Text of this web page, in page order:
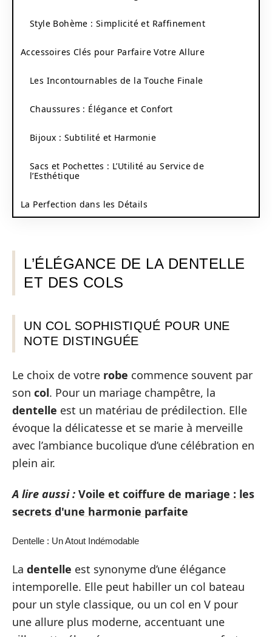
Style Bohème : Simplicité et Raffinement
Accessoires Clés pour Parfaire Votre Allure
Les Incontournables de la Touche Finale
Chaussures : Élégance et Confort
Bijoux : Subtilité et Harmonie
Sacs et Pochettes : L’Utilité au Service de
l’Esthétique
La Perfection dans les Détails
L’ÉLÉGANCE DE LA DENTELLE
ET DES COLS
UN COL SOPHISTIQUÉ POUR UNE
NOTE DISTINGUÉE
Le choix de votre robe commence souvent par
son col. Pour un mariage champêtre, la
dentelle est un matériau de prédilection. Elle
évoque la délicatesse et se marie à merveille
avec l’ambiance bucolique d’une célébration en
plein air.
A lire aussi : Voile et coiffure de mariage : les
secrets d'une harmonie parfaite
Dentelle : Un Atout Indémodable
La dentelle est synonyme d’une élégance
intemporelle. Elle peut habiller un col bateau
pour un style classique, ou un col en V pour
une allure plus moderne, accentuant une